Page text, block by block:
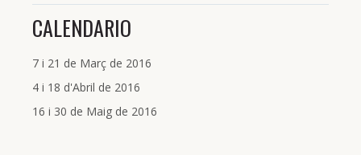
CALENDARIO
7 i 21 de Març de 2016
4 i 18 d'Abril de 2016
16 i 30 de Maig de 2016